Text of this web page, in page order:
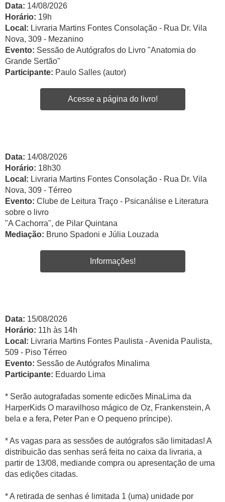
Data: 14/08/2026
Horário: 19h
Local: Livraria Martins Fontes Consolação - Rua Dr. Vila
Nova, 309 - Mezanino
Evento: Sessão de Autógrafos do Livro "Anatomia do
Grande Sertão"
Participante: Paulo Salles (autor)
Acesse a página do livro!
Data: 14/08/2026
Horário: 18h30
Local: Livraria Martins Fontes Consolação - Rua Dr. Vila
Nova, 309 - Térreo
Evento: Clube de Leitura Traço - Psicanálise e Literatura
sobre o livro
"A Cachorra", de Pilar Quintana
Mediação: Bruno Spadoni e Júlia Louzada
Informações!
Data: 15/08/2026
Horário: 11h às 14h
Local: Livraria Martins Fontes Paulista - Avenida Paulista,
509 - Piso Térreo
Evento: Sessão de Autógrafos Minalima
Participante: Eduardo Lima
* Serão autografadas somente edicões MinaLima da
HarperKids O maravilhoso mágico de Oz, Frankenstein, A
bela e a fera, Peter Pan e O pequeno príncipe).
* As vagas para as sessões de autógrafos são limitadas! A
distribuicão das senhas será feita no caixa da livraria, a
partir de 13/08, mediande compra ou apresentação de uma
das edições citadas.
* A retirada de senhas é limitada 1 (uma) unidade por